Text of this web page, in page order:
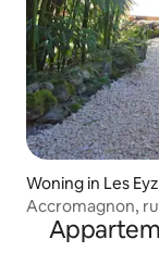
Woning in Les
Accromagnon,